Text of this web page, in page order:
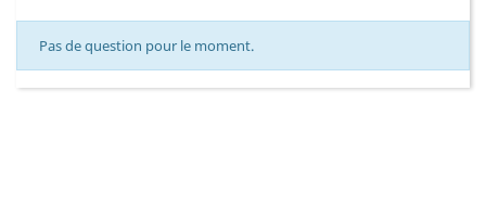
Pas de question pour le moment.